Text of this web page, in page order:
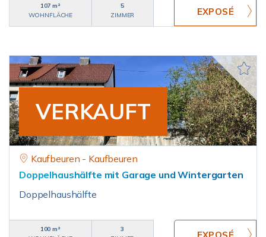
107 m²
WOHNFLÄCHE
5
ZIMMER
VERKAUFT
Kaufbeuren - Kaufbeuren
Doppelhaushälfte mit Garage und Wintergarten
Doppelhaushälfte
100 m²
3